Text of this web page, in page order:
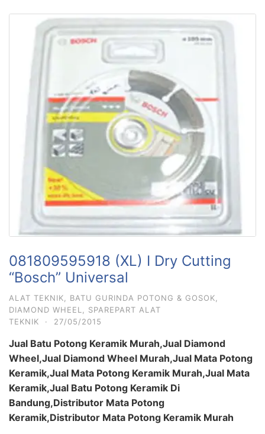
081809595918 (XL) I Dry Cutting
“Bosch” Universal
ALAT TEKNIK, BATU GURINDA POTONG & GOSOK,
DIAMOND WHEEL, SPAREPART ALAT
TEKNIK
· 27/05/2015
Jual Batu Potong Keramik Murah,Jual Diamond
Wheel,Jual Diamond Wheel Murah,Jual Mata Potong
Keramik,Jual Mata Potong Keramik Murah,Jual Mata
Keramik,Jual Batu Potong Keramik Di
Bandung,Distributor Mata Potong
Keramik,Distributor Mata Potong Keramik Murah